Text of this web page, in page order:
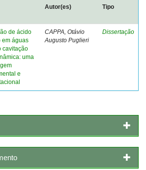
Autor(es) Tipo
de ácido
em águas
cavitação
uma
e
CAPPA, Otávio
Augusto Puglieri
Dissertação